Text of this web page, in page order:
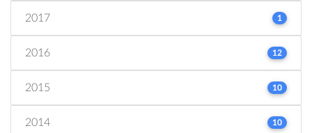
2017 1
2016 12
2015 10
2014 10